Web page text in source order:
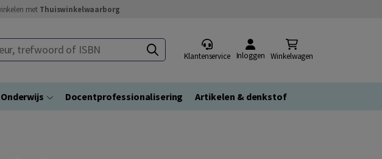
met Thuiswinkelwaarborg
of ISBN
Klantenservice Inloggen Winkelwagen
Docentprofessionalisering Artikelen & denkstof